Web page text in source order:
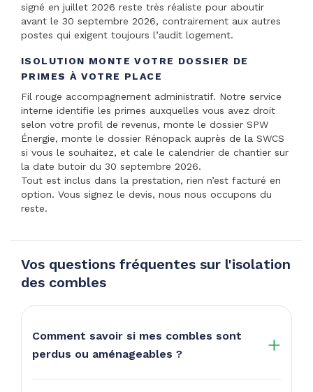
signé en juillet 2026 reste très réaliste pour aboutir
avant le 30 septembre 2026, contrairement aux autres
postes qui exigent toujours l’audit logement.
ISOLUTION MONTE VOTRE DOSSIER DE
PRIMES À VOTRE PLACE
Fil rouge accompagnement administratif. Notre service
interne identifie les primes auxquelles vous avez droit
selon votre profil de revenus, monte le dossier SPW
Énergie, monte le dossier Rénopack auprès de la SWCS
si vous le souhaitez, et cale le calendrier de chantier sur
la date butoir du 30 septembre 2026.
Tout est inclus dans la prestation, rien n’est facturé en
option. Vous signez le devis, nous nous occupons du
reste.
Vos questions fréquentes sur l'isolation
des combles
Comment savoir si mes combles sont
perdus ou aménageables ?